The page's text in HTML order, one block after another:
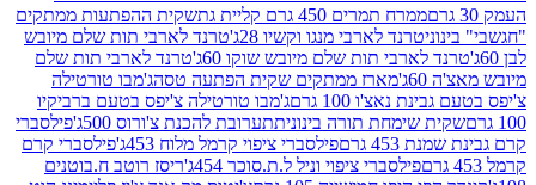
ממרח תמרים 450 גרם קליית גת
שקית ההפתעות ממתקים
טרנד לארבי מנגו וקשיו 28ג'
טרנד לארבי תות שלם מיובש
לארבי תות שלם מיובש שוקו 60ג'
טרנד לארבי תות שלם
מארז ממתקים שקית הפתעה טסהג'מבו טורטילה
נאצ'ו 100 גרם
ג'מבו טורטילה צ'יפס בטעם ברביקיו
שימחת תורה בינוניתתערובת להכנת צ'ורוס 500ג'
פילסברי
453 גרם
פילסברי ציפוי קרמל מלוח 453ג'
פילסברי קרם
פילסברי ציפוי וניל ל.ת.סוכר 454ג'
ריסז רוטב ח.בוטנים